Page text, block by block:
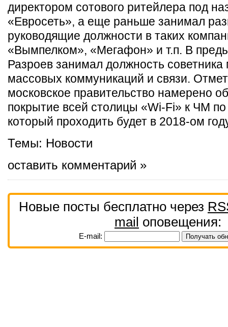
директором сотового ритейлера под
«Евросеть», а еще раньше занимал
руководящие должности в таких
«Вымпелком», «Мегафон» и т.п. В
Разроев занимал должность советника
массовых коммуникаций и связи.
московское правительство намерено
покрытие всей столицы «Wi-Fi» к ЧМ
который проходить будет в 2018-ом
Темы: Новости
оставить комментарий »
Новые посты бесплатно через
mail оповещения:
E-mail: